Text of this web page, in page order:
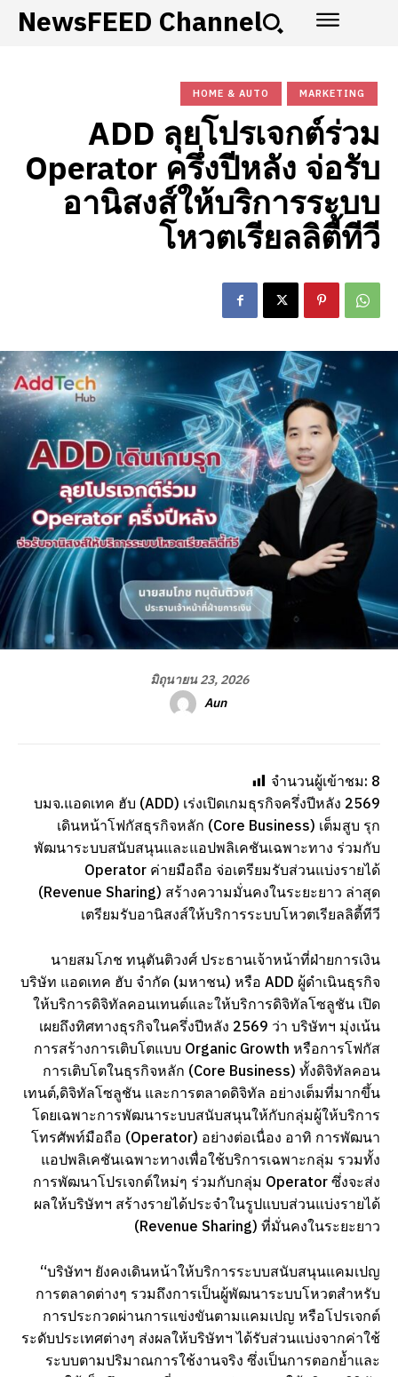
NewsFEED Channel
HOME & AUTO MARKETING
ADD ลุยโปรเจกต์ร่วม
Operator ครึ่งปีหลัง จ่อรับ
อานิสงส์ให้บริการระบบ
โหวตเรียลลิตี้ทีวี​
มิถุนายน 23, 2026
Aun
จำนวนผู้เข้าชม: 8
บมจ.แอดเทค ฮับ (ADD) เร่งเปิดเกมธุรกิจครึ่งปีหลัง 2569
เดินหน้าโฟกัสธุรกิจหลัก (Core Business) เต็มสูบ รุก
พัฒนาระบบสนับสนุนและแอปพลิเคชันเฉพาะทาง ร่วมกับ
Operator ค่ายมือถือ จ่อเตรียมรับส่วนแบ่งรายได้
(Revenue Sharing) สร้างความมั่นคงในระยะยาว ล่าสุด
เตรียมรับอานิสงส์ให้บริการระบบโหวตเรียลลิตี้ทีวี
นายสมโภช ทนุตันติวงศ์ ประธานเจ้าหน้าที่ฝ่ายการเงิน
บริษัท แอดเทค ฮับ จำกัด (มหาชน) หรือ ADD ผู้ดำเนินธุรกิจ
ให้บริการดิจิทัลคอนเทนต์และให้บริการดิจิทัลโซลูชัน เปิด
เผยถึงทิศทางธุรกิจในครึ่งปีหลัง 2569 ว่า บริษัทฯ มุ่งเน้น
การสร้างการเติบโตแบบ Organic Growth หรือการโฟกัส
การเติบโตในธุรกิจหลัก (Core Business) ทั้งดิจิทัลคอน
เทนต์,ดิจิทัลโซลูชัน และการตลาดดิจิทัล อย่างเต็มที่มากขึ้น
โดยเฉพาะการพัฒนาระบบสนับสนุนให้กับกลุ่มผู้ให้บริการ
โทรศัพท์มือถือ (Operator) อย่างต่อเนื่อง อาทิ การพัฒนา
แอปพลิเคชันเฉพาะทางเพื่อใช้บริการเฉพาะกลุ่ม รวมทั้ง
การพัฒนาโปรเจกต์ใหม่ๆ ร่วมกับกลุ่ม Operator ซึ่งจะส่ง
ผลให้บริษัทฯ สร้างรายได้ประจำในรูปแบบส่วนแบ่งรายได้
(Revenue Sharing) ที่มั่นคงในระยะยาว
“บริษัทฯ ยังคงเดินหน้าให้บริการระบบสนับสนุนแคมเปญ
การตลาดต่างๆ รวมถึงการเป็นผู้พัฒนาระบบโหวตสำหรับ
การประกวดผ่านการแข่งขันตามแคมเปญ หรือโปรเจกต์
ระดับประเทศต่างๆ ส่งผลให้บริษัทฯ ได้รับส่วนแบ่งจากค่าใช้
ระบบตามปริมาณการใช้งานจริง ซึ่งเป็นการตอกย้ำและ